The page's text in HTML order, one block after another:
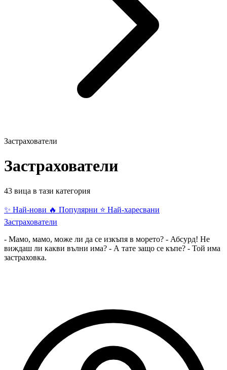
Застрахователи
Застрахователи
43 вица в тази категория
✨ Най-нови 🔥 Популярни ⭐ Най-харесвани
Застрахователи
- Мамо, мамо, може ли да се изкъпя в морето? - Абсурд! Не
виждаш ли какви вълни има? - А тате защо се къпе? - Той има
застраховка.